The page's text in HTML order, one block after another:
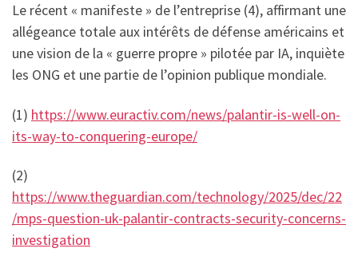
Le récent « manifeste » de l’entreprise (4), affirmant une
allégeance totale aux intérêts de défense américains et
une vision de la « guerre propre » pilotée par IA, inquiète
les ONG et une partie de l’opinion publique mondiale.
(1) https://www.euractiv.com/news/palantir-is-well-on-
its-way-to-conquering-europe/
(2)
https://www.theguardian.com/technology/2025/dec/22
/mps-question-uk-palantir-contracts-security-concerns-
investigation